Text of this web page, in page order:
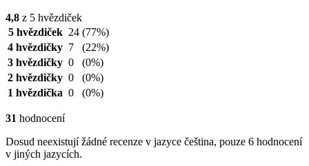
4,8 z 5 hvězdiček
5 hvězdiček 24 (77%)
4 hvězdičky 7
(22%)
3 hvězdičky 0
(0%)
2 hvězdičky 0
(0%)
1 hvězdička 0 (0%)
31 hodnocení
Dosud neexistují žádné recenze v jazyce čeština, pouze 6 hodnocení
v jiných jazycích.